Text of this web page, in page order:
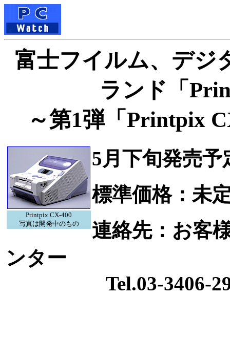
富士フイルム、デジ
ランド「
～第1弾「Printpix
Printpix CX-400
写真は開発中のもの
5月下旬発売予
標準価格：未
連絡先：お客
ンター
Tel.03-3406-